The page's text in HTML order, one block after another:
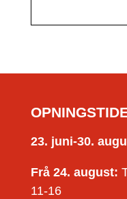
23. juni-30.
Frå 24. august:
11-16